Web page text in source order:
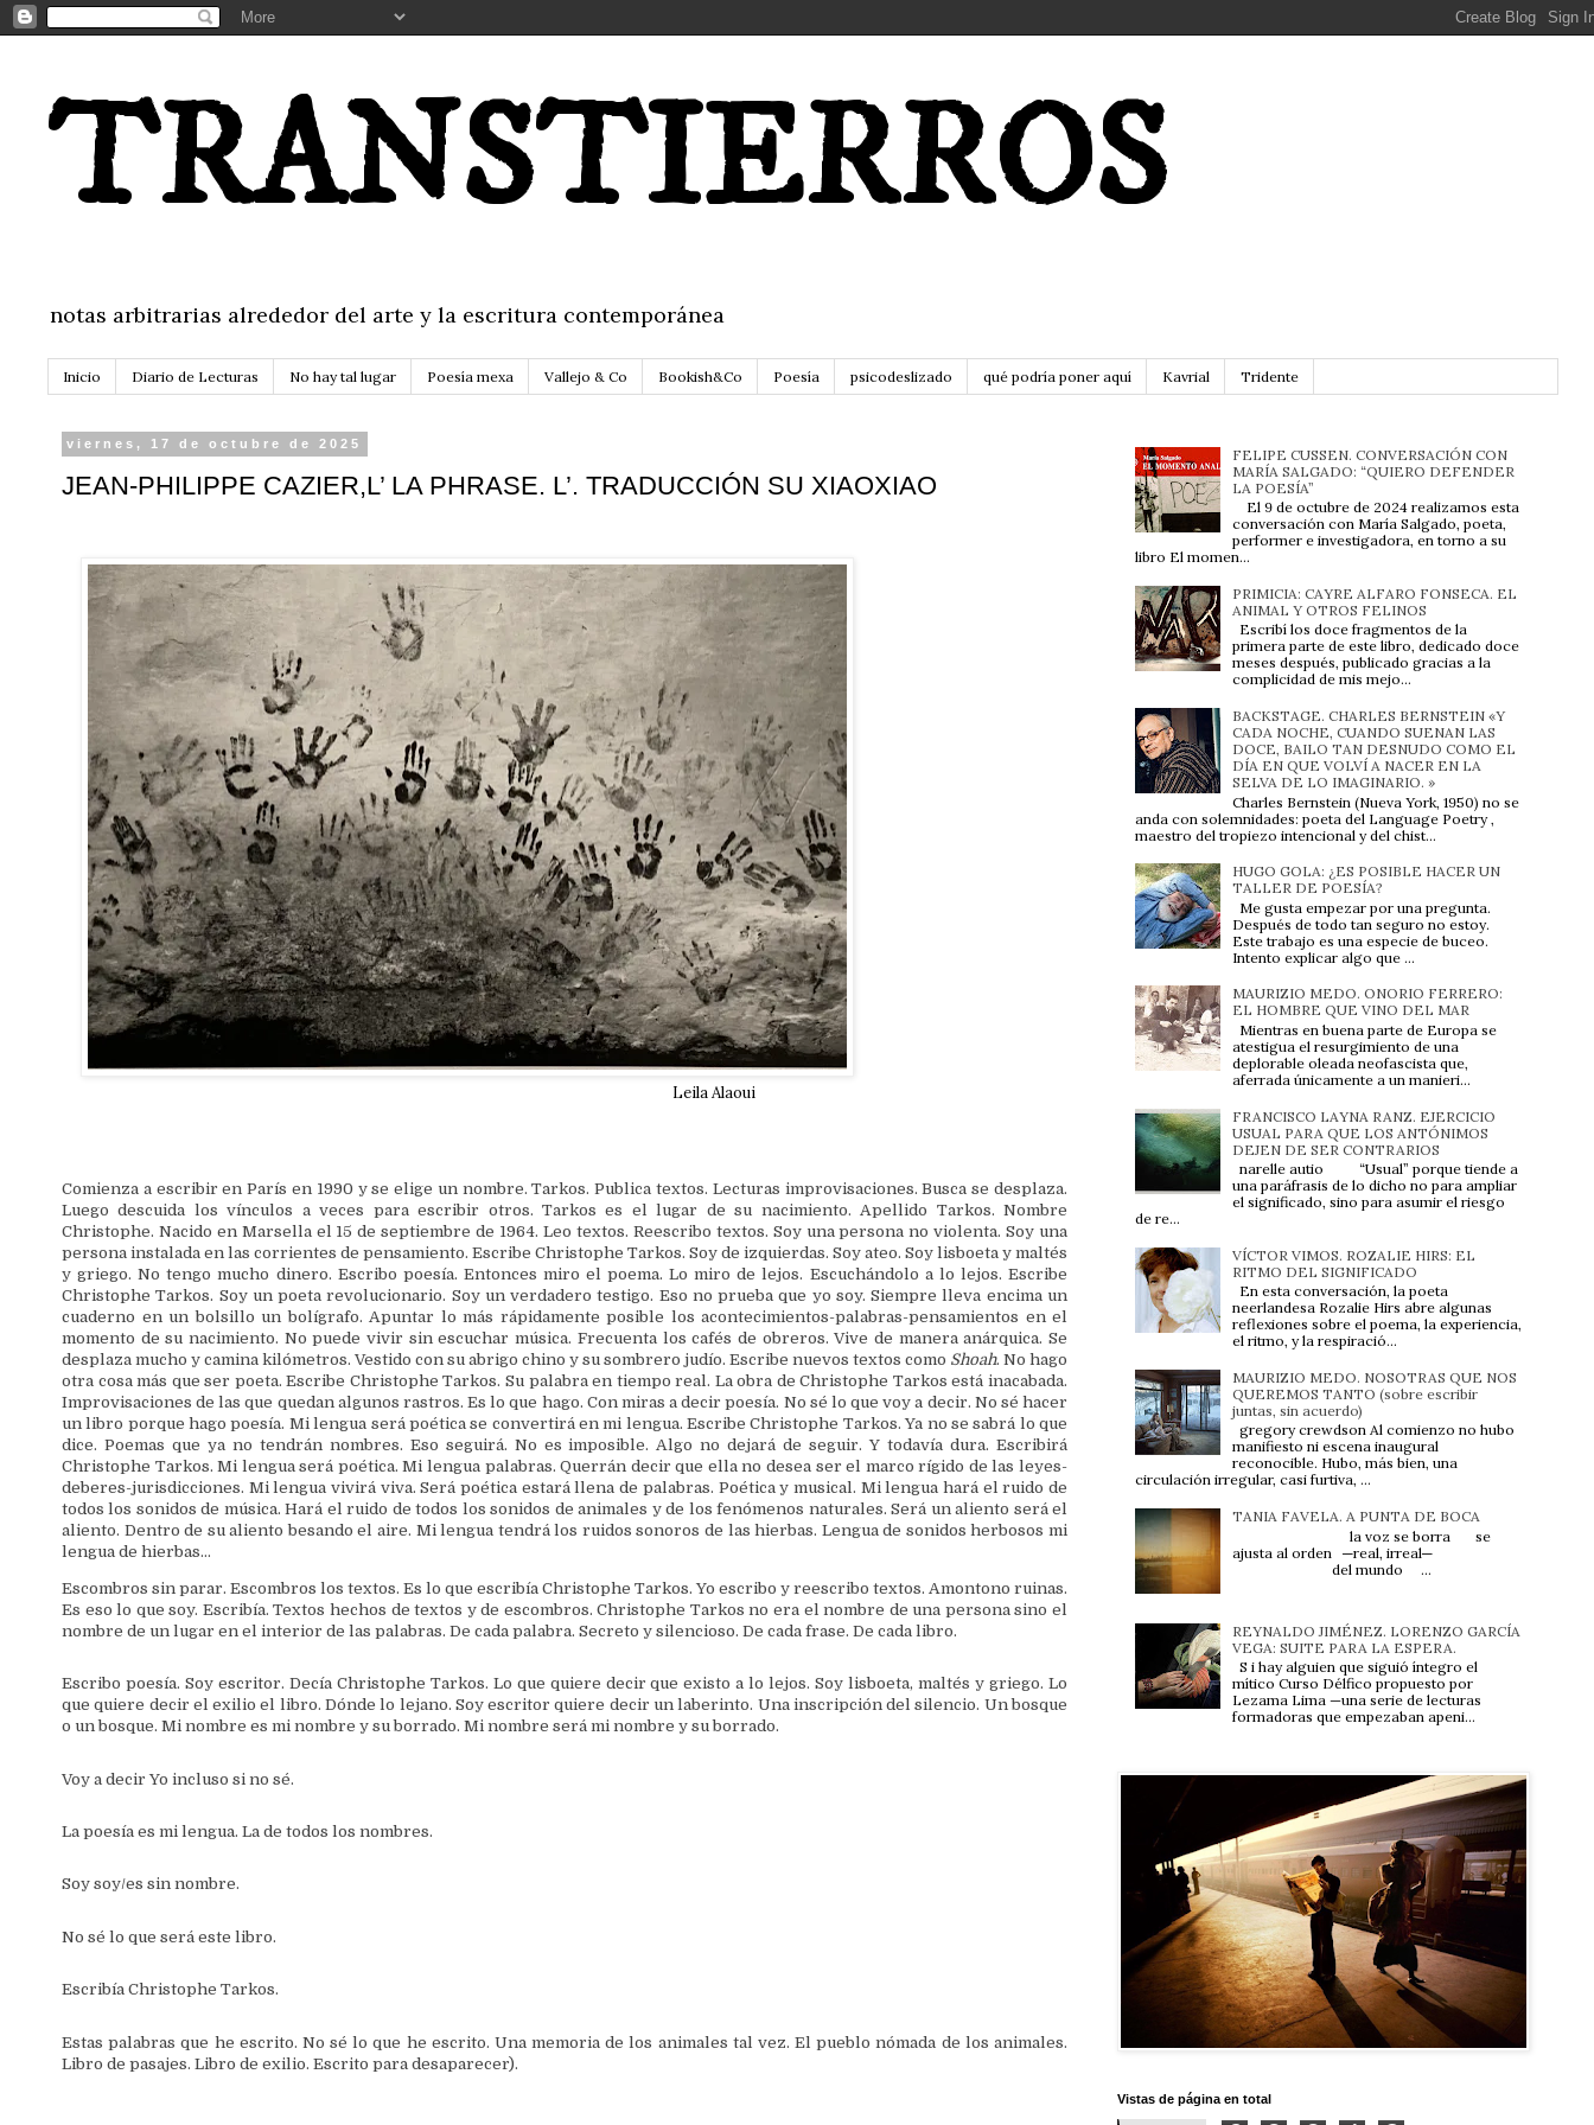
TRANSTIERROS
notas arbitrarias alrededor del arte y la escritura contemporánea
Inicio Diario de Lecturas No hay tal lugar Poesía mexa Vallejo & Co Bookish&Co Poesía psicodeslizado qué podría poner aquí Kavrial Tridente
viernes, 17 de octubre de 2025
JEAN-PHILIPPE CAZIER,L’ LA PHRASE. L’. TRADUCCIÓN SU XIAOXIAO
Leila Alaoui
Comienza a escribir en París en 1990 y se elige un nombre. Tarkos. Publica textos. Lecturas improvisaciones. Busca se desplaza.
Luego descuida los vínculos a veces para escribir otros. Tarkos es el lugar de su nacimiento. Apellido Tarkos. Nombre
Christophe. Nacido en Marsella el 15 de septiembre de 1964. Leo textos. Reescribo textos. Soy una persona no violenta. Soy una
persona instalada en las corrientes de pensamiento. Escribe Christophe Tarkos. Soy de izquierdas. Soy ateo. Soy lisboeta y maltés
y griego. No tengo mucho dinero. Escribo poesía. Entonces miro el poema. Lo miro de lejos. Escuchándolo a lo lejos. Escribe
Christophe Tarkos. Soy un poeta revolucionario. Soy un verdadero testigo. Eso no prueba que yo soy. Siempre lleva encima un
cuaderno en un bolsillo un bolígrafo. Apuntar lo más rápidamente posible los acontecimientos-palabras-pensamientos en el
momento de su nacimiento. No puede vivir sin escuchar música. Frecuenta los cafés de obreros. Vive de manera anárquica. Se
desplaza mucho y camina kilómetros. Vestido con su abrigo chino y su sombrero judío. Escribe nuevos textos como Shoah. No hago
otra cosa más que ser poeta. Escribe Christophe Tarkos. Su palabra en tiempo real. La obra de Christophe Tarkos está inacabada.
Improvisaciones de las que quedan algunos rastros. Es lo que hago. Con miras a decir poesía. No sé lo que voy a decir. No sé hacer
un libro porque hago poesía. Mi lengua será poética se convertirá en mi lengua. Escribe Christophe Tarkos. Ya no se sabrá lo que
dice. Poemas que ya no tendrán nombres. Eso seguirá. No es imposible. Algo no dejará de seguir. Y todavía dura. Escribirá
Christophe Tarkos. Mi lengua será poética. Mi lengua palabras. Querrán decir que ella no desea ser el marco rígido de las leyes-
deberes-jurisdicciones. Mi lengua vivirá viva. Será poética estará llena de palabras. Poética y musical. Mi lengua hará el ruido de
todos los sonidos de música. Hará el ruido de todos los sonidos de animales y de los fenómenos naturales. Será un aliento será el
aliento. Dentro de su aliento besando el aire. Mi lengua tendrá los ruidos sonoros de las hierbas. Lengua de sonidos herbosos mi
lengua de hierbas…
Escombros sin parar. Escombros los textos. Es lo que escribía Christophe Tarkos. Yo escribo y reescribo textos. Amontono ruinas.
Es eso lo que soy. Escribía. Textos hechos de textos y de escombros. Christophe Tarkos no era el nombre de una persona sino el
nombre de un lugar en el interior de las palabras. De cada palabra. Secreto y silencioso. De cada frase. De cada libro.
Escribo poesía. Soy escritor. Decía Christophe Tarkos. Lo que quiere decir que existo a lo lejos. Soy lisboeta, maltés y griego. Lo
que quiere decir el exilio el libro. Dónde lo lejano. Soy escritor quiere decir un laberinto. Una inscripción del silencio. Un bosque
o un bosque. Mi nombre es mi nombre y su borrado. Mi nombre será mi nombre y su borrado.
Voy a decir Yo incluso si no sé.
La poesía es mi lengua. La de todos los nombres.
Soy soy/es sin nombre.
No sé lo que será este libro.
Escribía Christophe Tarkos.
Estas palabras que he escrito. No sé lo que he escrito. Una memoria de los animales tal vez. El pueblo nómada de los animales.
Libro de pasajes. Libro de exilio. Escrito para desaparecer).
FELIPE CUSSEN. CONVERSACIÓN CON
MARÍA SALGADO: “QUIERO DEFENDER
LA POESÍA”
El 9 de octubre de 2024 realizamos esta
conversación con María Salgado, poeta,
performer e investigadora, en torno a su
libro El momen...
PRIMICIA: CAYRE ALFARO FONSECA. EL
ANIMAL Y OTROS FELINOS
Escribí los doce fragmentos de la
primera parte de este libro, dedicado doce
meses después, publicado gracias a la
complicidad de mis mejo...
BACKSTAGE. CHARLES BERNSTEIN «Y
CADA NOCHE, CUANDO SUENAN LAS
DOCE, BAILO TAN DESNUDO COMO EL
DÍA EN QUE VOLVÍ A NACER EN LA
SELVA DE LO IMAGINARIO. »
Charles Bernstein (Nueva York, 1950) no se
anda con solemnidades: poeta del Language Poetry ,
maestro del tropiezo intencional y del chist...
HUGO GOLA: ¿ES POSIBLE HACER UN
TALLER DE POESÍA?
Me gusta empezar por una pregunta.
Después de todo tan seguro no estoy.
Este trabajo es una especie de buceo.
Intento explicar algo que ...
MAURIZIO MEDO. ONORIO FERRERO:
EL HOMBRE QUE VINO DEL MAR
Mientras en buena parte de Europa se
atestigua el resurgimiento de una
deplorable oleada neofascista que,
aferrada únicamente a un manieri...
FRANCISCO LAYNA RANZ. EJERCICIO
USUAL PARA QUE LOS ANTÓNIMOS
DEJEN DE SER CONTRARIOS
narelle autio “Usual” porque tiende a
una paráfrasis de lo dicho no para ampliar
el significado, sino para asumir el riesgo
de re...
VÍCTOR VIMOS. ROZALIE HIRS: EL
RITMO DEL SIGNIFICADO
En esta conversación, la poeta
neerlandesa Rozalie Hirs abre algunas
reflexiones sobre el poema, la experiencia,
el ritmo, y la respiració...
MAURIZIO MEDO. NOSOTRAS QUE NOS
QUEREMOS TANTO (sobre escribir
juntas, sin acuerdo)
gregory crewdson Al comienzo no hubo
manifiesto ni escena inaugural
reconocible. Hubo, más bien, una
circulación irregular, casi furtiva, ...
TANIA FAVELA. A PUNTA DE BOCA
la voz se borra se
ajusta al orden ─real, irreal─
del mundo ...
REYNALDO JIMÉNEZ. LORENZO GARCÍA
VEGA: SUITE PARA LA ESPERA.
S i hay alguien que siguió íntegro el
mítico Curso Délfico propuesto por
Lezama Lima —una serie de lecturas
formadoras que empezaban apeni...
Vistas de página en total